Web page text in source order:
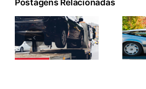
Postagens Relacionadas